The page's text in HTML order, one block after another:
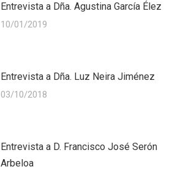
Entrevista a Dña. Agustina García Élez
10/01/2019
Entrevista a Dña. Luz Neira Jiménez
03/10/2018
Entrevista a D. Francisco José Serón
Arbeloa